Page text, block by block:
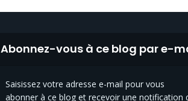
Abonnez-vous à ce blog par e-
Saisissez votre adresse e-mail pour vous
abonner à ce blog et recevoir une notification